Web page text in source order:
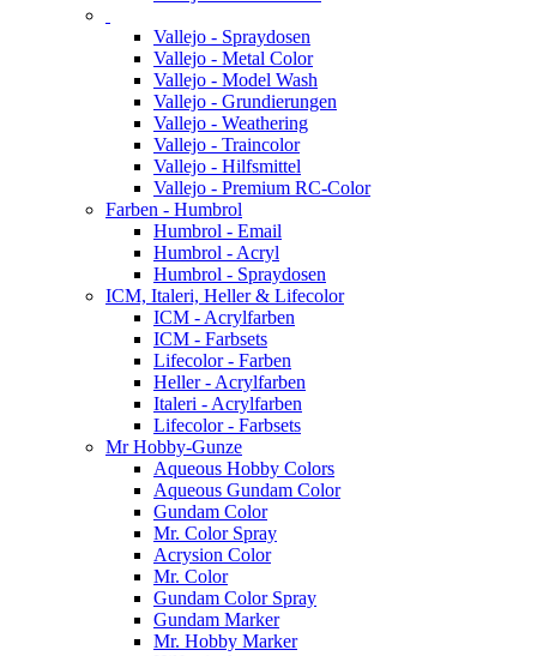
Vallejo - Spraydosen
Vallejo - Metal Color
Vallejo - Model Wash
Vallejo - Grundierungen
Vallejo - Weathering
Vallejo - Traincolor
Vallejo - Hilfsmittel
Vallejo - Premium RC-Color
Farben - Humbrol
Humbrol - Email
Humbrol - Acryl
Humbrol - Spraydosen
ICM, Italeri, Heller & Lifecolor
ICM - Acrylfarben
ICM - Farbsets
Lifecolor - Farben
Heller - Acrylfarben
Italeri - Acrylfarben
Lifecolor - Farbsets
Mr Hobby-Gunze
Aqueous Hobby Colors
Aqueous Gundam Color
Gundam Color
Mr. Color Spray
Acrysion Color
Mr. Color
Gundam Color Spray
Gundam Marker
Mr. Hobby Marker